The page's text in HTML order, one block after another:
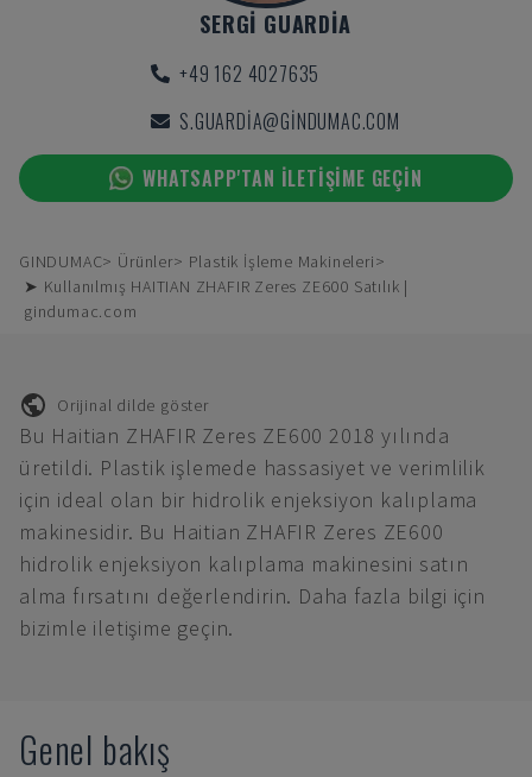
SERGI GUARDIA
+49 162 4027635
S.GUARDIA@GINDUMAC.COM
WHATSAPP'TAN ILETIŞIME GEÇIN
GINDUMAC Ürünler
Plastik İşleme Makineleri
➤ Kullanılmış HAITIAN ZHAFIR Zeres ZE600 Satılık |
gindumac.com
Orijinal dilde göster
Bu Haitian ZHAFIR Zeres ZE600 2018 yılında
üretildi. Plastik işlemede hassasiyet ve verimlilik
için ideal olan bir hidrolik enjeksiyon kalıplama
makinesidir. Bu Haitian ZHAFIR Zeres ZE600
hidrolik enjeksiyon kalıplama makinesini satın
alma fırsatını değerlendirin. Daha fazla bilgi için
bizimle iletişime geçin.
Genel bakış